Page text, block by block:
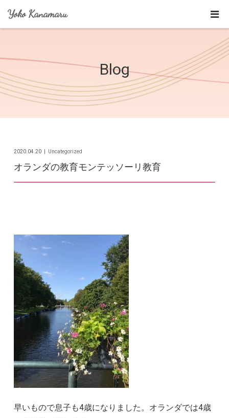
Yoko Kanamaru
Blog
オランダの教育モンテッソーリ教育
2020.04.20 Uncategorized
早いもので息子も4歳になりました。オランダでは4歳